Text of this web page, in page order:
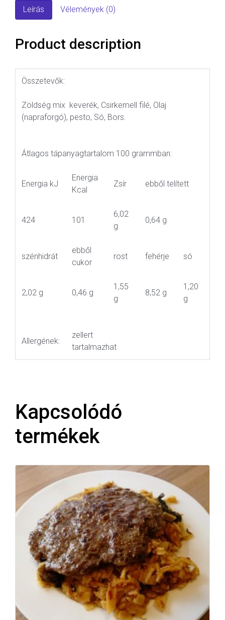
Leírás Vélemények (0)
Product description
Összetevők:
Zöldség mix keverék, Csirkemell filé, Olaj
(napraforgó), pesto, Só, Bors.
Átlagos tápanyagtartalom 100 grammban:
Energia kJ
Energia
Kcal
Zsír ebből telített
424 101
6,02
g
0,64 g
szénhidrát
ebből
cukor
rost fehérje só
2,02 g 0,46 g
1,55
g
8,52 g
1,20
g
Allergének:
zellert
tartalmazhat
Kapcsolódó
termékek